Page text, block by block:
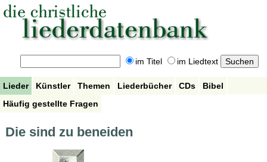
im Titel im Liedtext
Lieder Künstler Themen Liederbücher CDs
Bibel
Häufig gestellte Fragen
Die sind zu beneiden